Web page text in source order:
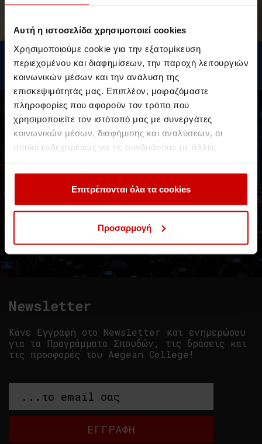
Αυτή η ιστοσελίδα χρησιμοποιεί cookies
Χρησιμοποιούμε cookie για την εξατομίκευση
περιεχομένου και διαφημίσεων, την παροχή λειτουργιών
κοινωνικών μέσων και την ανάλυση της
επισκεψιμότητάς μας. Επιπλέον, μοιραζόμαστε
πληροφορίες που αφορούν τον τρόπο που
χρησιμοποιείτε τον ιστότοπό μας με συνεργάτες
κοινωνικών μέσων, διαφήμισης και αναλύσεων, οι
οποίοι ενδεχομένως να τις συνδυάσουν με άλλες
έχουν συλλέξει σε σχέση με την από μέρους σας χρήση
των υπηρεσιών τους.Επιτρέπονται όλα τα cookies
Προσαρμογή
Προγράμματα Σπουδών
BSc (Hons) στη Λογοθεραπεία
Γνώρισε τα εκπαιδευτικά
προγράμματα του Aegean
College!
Συνεργασία με το University of Essex
ΠΡΟΠΤΥΧΙΑΚΑ
ΔΙΑ ΒΙΟΥ ΜΑΘΗΣΗ
Newsletter
Κάνε Εγγραφή στο Newsletter και ενημερώσου
για τα Προγράμματα Σπουδών, τις δράσεις και
τις προσφορές του Aegean College!